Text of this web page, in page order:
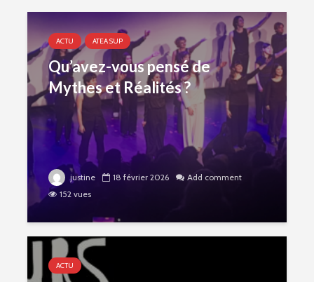
ACTU ATEA SUP
Qu’avez-vous pensé de
Mythes et Réalités ?
justine 18 février 2026
Add comment
152 vues
ACTU